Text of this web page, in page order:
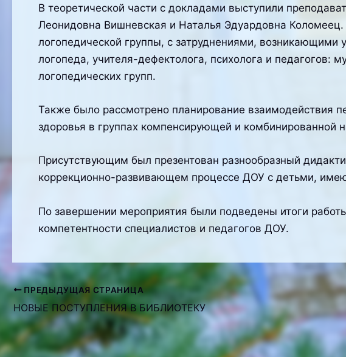
В теоретической части с докладами выступили
Леонидовна Вишневская и Наталья Эдуардовна
логопедической группы, с затруднениями, возникающими
логопеда, учителя-дефектолога, психолога и педагогов:
логопедических групп.
Также было рассмотрено планирование взаимодействия
здоровья в группах компенсирующей и комбинированной
Присутствующим был презентован разнообразный
коррекционно-развивающем процессе ДОУ с детьми,
По завершении мероприятия были подведены итоги
компетентности специалистов и педагогов ДОУ.
Навигация
по
записям
ПРЕДЫДУЩАЯ СТРАНИЦА
НОВЫЕ ПОСТУПЛЕНИЯ В БИБЛИОТЕКУ